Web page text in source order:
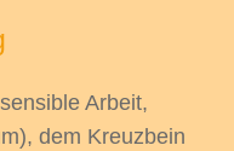
Arbeit,
dem Kreuzbein